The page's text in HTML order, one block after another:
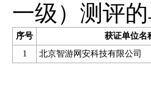
一级）测评
序号
获证单位名
1
北京智游网安科技有限公司